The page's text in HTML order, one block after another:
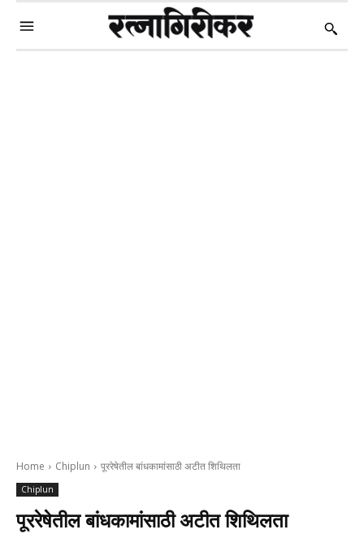
Home Chiplun पूररेषेतील बांधकामांसाठी अटीत शिथिलता
Chiplun
पूररेषेतील बांधकामांसाठी अटीत शिथिलता